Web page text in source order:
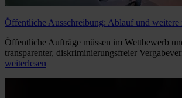
Öffentliche Ausschreibung: Ablauf und weitere
Öffentliche Aufträge müssen im Wettbewerb
transparenter, diskriminierungsfreier
weiterlesen